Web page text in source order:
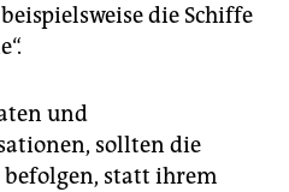
beispielsweise die Schiffe
und
sollten die
befolgen, statt ihrem